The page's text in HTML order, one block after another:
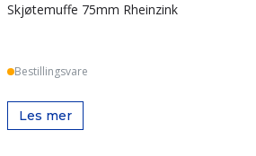
Skjøtemuffe 75mm Rheinzink
Bestillingsvare
Les mer